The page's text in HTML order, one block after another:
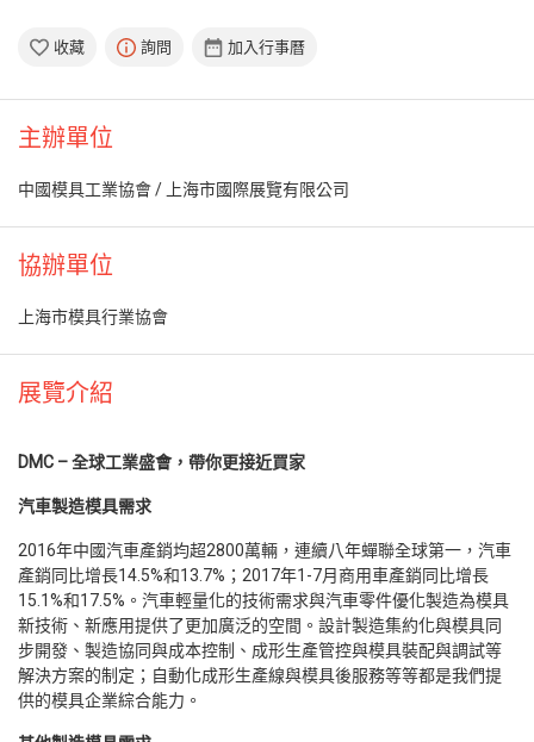
收藏 詢問 加入行事曆
主辦單位
中國模具工業協會 / 上海市國際展覽有限公司
協辦單位
上海市模具行業協會
展覽介紹
DMC –全球工業盛會， 帶你更接近買家
汽車製造模具需求
2016年中國汽車產銷均超2800萬輛，連續八年蟬聯全球第一，汽車
產銷同比增長14.5%和13.7%；2017年1-7月商用車產銷同比增長
15.1%和17.5%。汽車輕量化的技術需求與汽車零件優化製造為模具
新技術、新應用提供了更加廣泛的空間。設計製造集約化與模具同
步開發、製造協同與成本控制、成形生產管控與模具裝配與調試等
解決方案的制定；自動化成形生產線與模具後服務等等都是我們提
供的模具企業綜合能力。